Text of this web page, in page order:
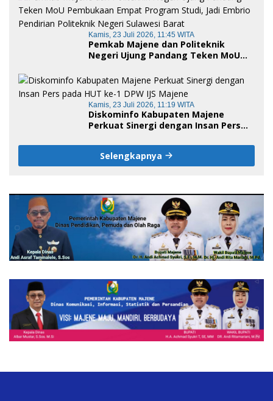
Kamis, 23 Juli 2026, 11:45 WITA
Pemkab Majene dan Politeknik
Negeri Ujung Pandang Teken MoU
Jadi Embrio Pendirian Politeknik
Negeri Sulawesi Barat
Kamis, 23 Juli 2026, 11:19 WITA
Diskominfo Kabupaten Majene
Perkuat Sinergi dengan Insan Pers
Selengkapnya